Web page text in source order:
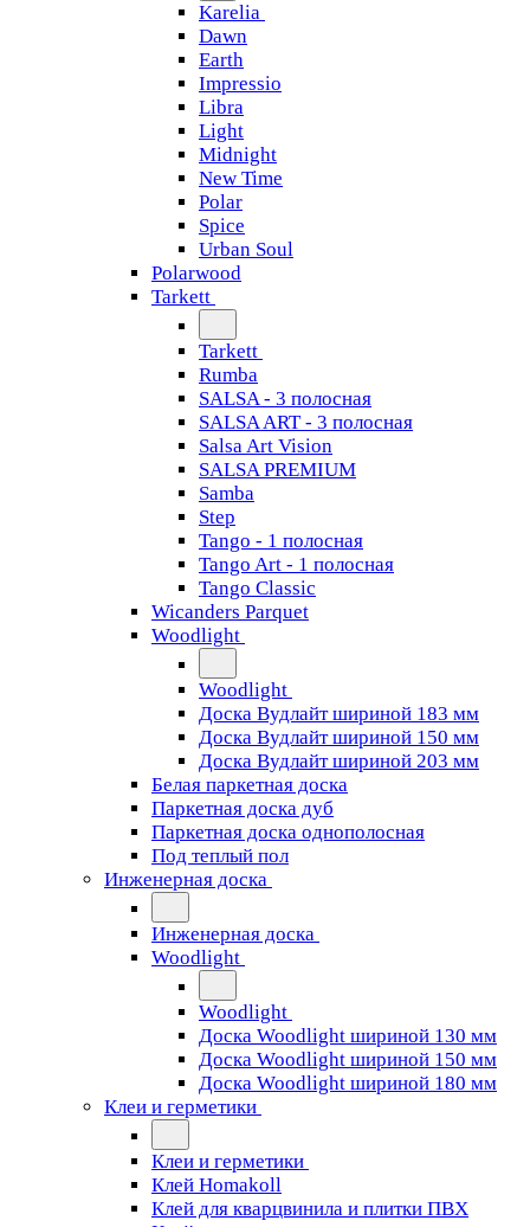
Karelia
Dawn
Earth
Impressio
Libra
Light
Midnight
New Time
Polar
Spice
Urban Soul
Polarwood
Tarkett
Tarkett
Rumba
SALSA - 3 полосная
SALSA ART - 3 полосная
Salsa Art Vision
SALSA PREMIUM
Samba
Step
Tango - 1 полосная
Tango Art - 1 полосная
Tango Classiс
Wicanders Parquet
Woodlight
Woodlight
Доска Вудлайт шириной 183 мм
Доска Вудлайт шириной 150 мм
Доска Вудлайт шириной 203 мм
Белая паркетная доска
Паркетная доска дуб
Паркетная доска однополосная
Под теплый пол
Инженерная доска
Инженерная доска
Woodlight
Woodlight
Доска Woodlight шириной 130 мм
Доска Woodlight шириной 150 мм
Доска Woodlight шириной 180 мм
Клеи и герметики
Клеи и герметики
Клей Homakoll
Клей для кварцвинила и плитки ПВХ